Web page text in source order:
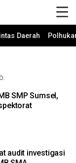
Daerah
SMP Sumsel,
audit investigasi